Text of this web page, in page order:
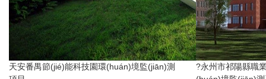
天安番禺節(jié)能科技園環(huán)境監(jiān)測
?永州市祁陽縣職